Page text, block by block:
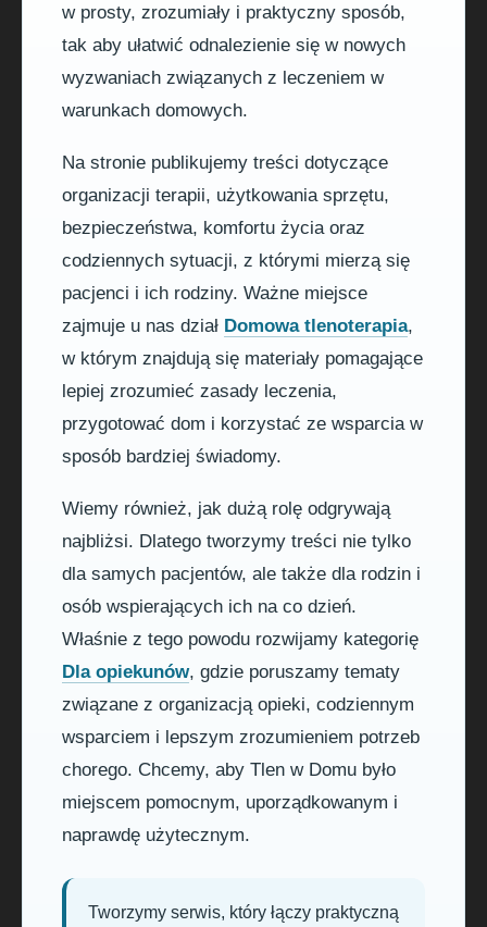
w prosty, zrozumiały i praktyczny sposób,
tak aby ułatwić odnalezienie się w nowych
wyzwaniach związanych z leczeniem w
warunkach domowych.
Na stronie publikujemy treści dotyczące
organizacji terapii, użytkowania sprzętu,
bezpieczeństwa, komfortu życia oraz
codziennych sytuacji, z którymi mierzą się
pacjenci i ich rodziny. Ważne miejsce
zajmuje u nas dział Domowa tlenoterapia,
w którym znajdują się materiały pomagające
lepiej zrozumieć zasady leczenia,
przygotować dom i korzystać ze wsparcia w
sposób bardziej świadomy.
Wiemy również, jak dużą rolę odgrywają
najbliżsi. Dlatego tworzymy treści nie tylko
dla samych pacjentów, ale także dla rodzin i
osób wspierających ich na co dzień.
Właśnie z tego powodu rozwijamy kategorię
Dla opiekunów, gdzie poruszamy tematy
związane z organizacją opieki, codziennym
wsparciem i lepszym zrozumieniem potrzeb
chorego. Chcemy, aby Tlen w Domu było
miejscem pomocnym, uporządkowanym i
naprawdę użytecznym.
Tworzymy serwis, który łączy praktyczną